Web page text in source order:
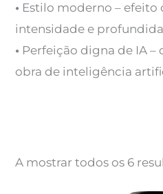
• Estilo moderno –
intensidade e
• Perfeição digna de IA –
obra de inteligência
A mostrar todos os 6